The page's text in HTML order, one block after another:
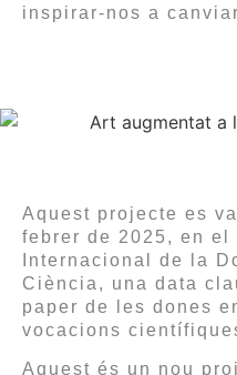
inspirar-nos a
Aquest projecte es
febrer de 2025, en el
Internacional de la
Ciència, una data
paper de les dones
vocacions
Aquest és un nou